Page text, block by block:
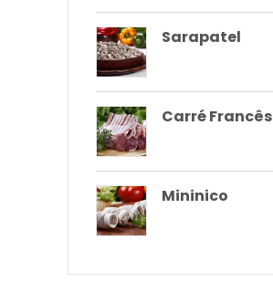
Sarapatel
Carré Francês
Mininico